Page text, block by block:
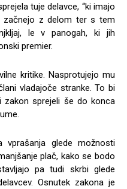
tuje delavce, “ki imajo
začnejo z delom ter s tem
le v panogah, ki jih
premier.
kritike. Nasprotujejo mu
vladajoče stranke. To bi
zakon sprejeli še do konca
vprašanja glede možnosti
plač, kako se bodo
pa tudi skrbi glede
Osnutek zakona je